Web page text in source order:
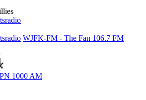
WJFK-FM - The Fan 106.7 FM
1000 AM